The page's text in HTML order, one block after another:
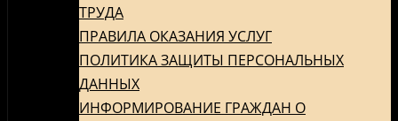
ТРУДА
ПРАВИЛА ОКАЗАНИЯ УСЛУГ
ПОЛИТИКА ЗАЩИТЫ ПЕРСОНАЛЬНЫХ
ДАННЫХ
ИНФОРМИРОВАНИЕ ГРАЖДАН О